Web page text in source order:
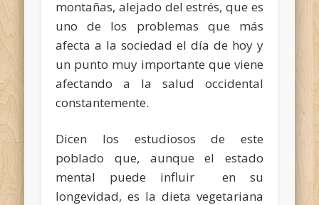
montañas, alejado del estrés, que es
uno de los problemas que más
afecta a la sociedad el día de hoy y
un punto muy importante que viene
afectando a la salud occidental
constantemente.
Dicen los estudiosos de este
poblado que, aunque el estado
mental puede influir en su
longevidad, es la dieta vegetariana